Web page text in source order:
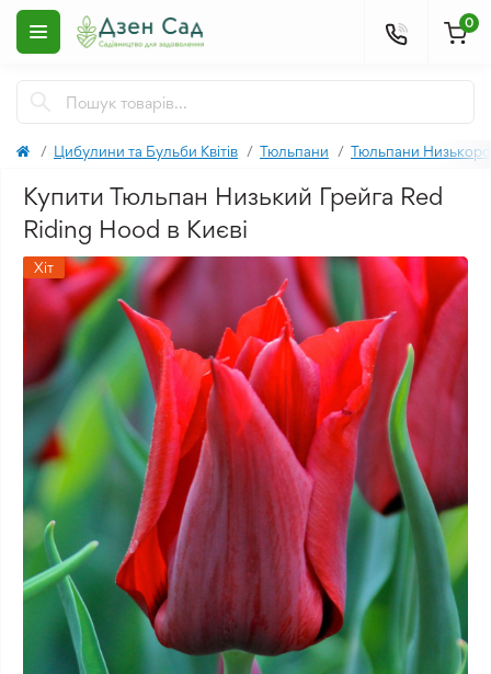
0
Цибулини та Бульби Квітів Тюльпани Тюльпани
Купити Тюльпан Низький Грейга Red
Riding Hood в Києві
Хіт